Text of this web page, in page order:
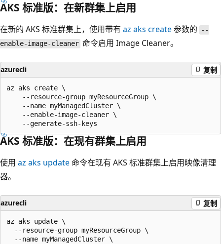
AKS 标准版：在新群集上启用
在新的 AKS 标准群集上，使用带有 az aks create参数的
--
enable-image-cleaner 命令启用 Image Cleaner。
azurecli 复制
az aks create \
    --resource-group myResourceGroup \
    --name myManagedCluster \
    --enable-image-cleaner \
AKS 标准版：在现有群集上启用
使用 az aks update命令在现有 AKS 标准群集上启用映像清理
器。
azurecli 复制
az aks update \
  --resource-group myResourceGroup \
  --name myManagedCluster \